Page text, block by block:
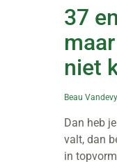
37
niet
Beau
Dan heb
valt, dan
in